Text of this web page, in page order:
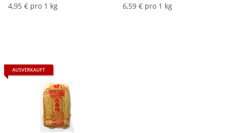
4,95 € pro 1 kg
6,59 € pro 1 kg
AUSVERKAUFT